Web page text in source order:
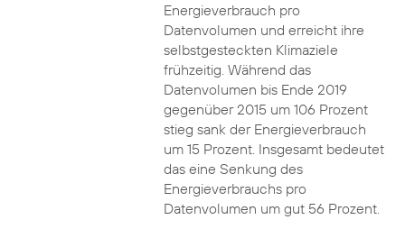
Energieverbrauch pro
Datenvolumen und erreicht ihre
selbstgesteckten Klimaziele
frühzeitig. Während das
Datenvolumen bis Ende 2019
gegenüber 2015 um 106 Prozent
stieg sank der Energieverbrauch
um 15 Prozent. Insgesamt bedeutet
das eine Senkung des
Energieverbrauchs pro
Datenvolumen um gut 56 Prozent.